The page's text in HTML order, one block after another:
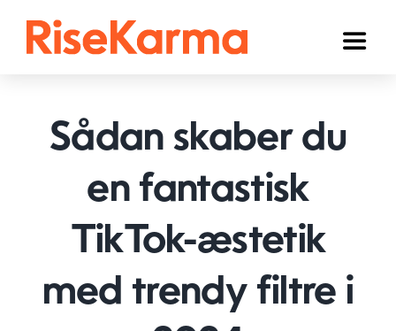
Toggle
TikTok
Twitter (𝕏)
Andre
Sådan skaber du
en fantastisk
TikTok-æstetik
med trendy filtre i